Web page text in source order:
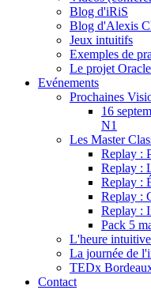
Blog d'iRiS
Blog d'Alexis
Jeux intuitifs
Exemples de
Le projet
Evénements
Prochaines
16
N1
Les Master
Replay :
Replay :
Replay :
Replay :
Replay :
Pack 5
L'heure
La journée de
TEDx
Contact